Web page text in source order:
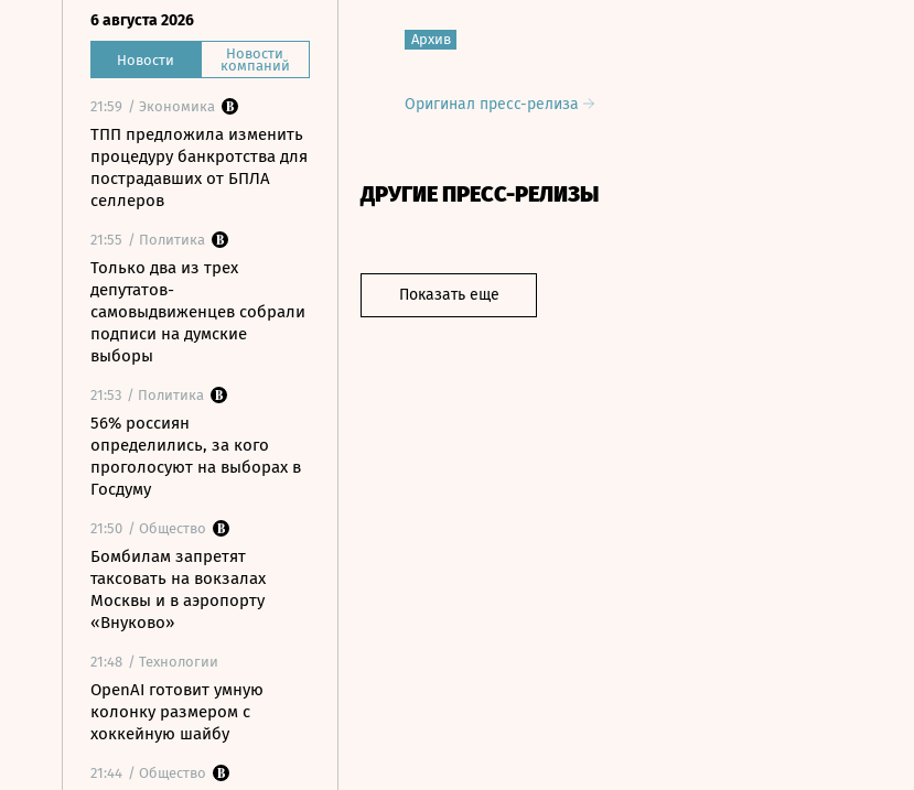
6 августа 2026
Новости Новости
компаний
21:59 / Экономика
ТПП предложила изменить
процедуру банкротства для
пострадавших от БПЛА
селлеров
21:55 / Политика
Только два из трех
депутатов-
самовыдвиженцев собрали
подписи на думские
выборы
21:53 / Политика
56% россиян
определились, за кого
проголосуют на выборах в
Госдуму
21:50 / Общество
Бомбилам запретят
таксовать на вокзалах
Москвы и в аэропорту
«Внуково»
21:48 / Технологии
OpenAI готовит умную
колонку размером с
хоккейную шайбу
21:44 / Общество
Архив
Оригинал пресс-релиза
ДРУГИЕ ПРЕСС-РЕЛИЗЫ
Показать еще